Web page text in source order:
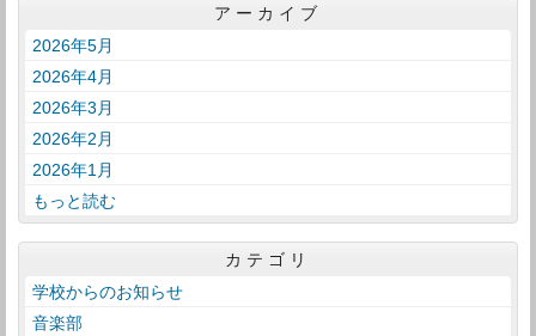
アーカイブ
2026年5月
2026年4月
2026年3月
2026年2月
2026年1月
もっと読む
カテゴリ
学校からのお知らせ
音楽部